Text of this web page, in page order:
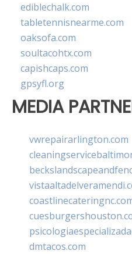
ediblechalk.com
tabletennisnearme.com
oaksofa.com
soultacohtx.com
capishcaps.com
gpsyfl.org
MEDIA
vwrepairarlington.com
dmtacos.com